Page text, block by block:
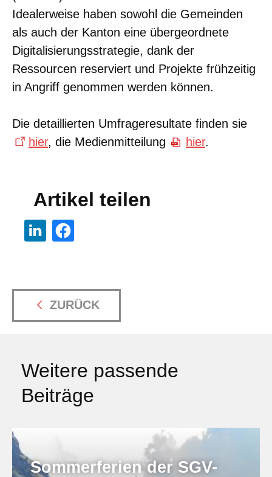
Idealerweise haben sowohl die Gemeinden
als auch der Kanton eine übergeordnete
Digitalisierungsstrategie, dank der
Ressourcen reserviert und Projekte frühzeitig
in Angriff genommen werden können.
Die detaillierten Umfrageresultate finden sie
hier, die Medienmitteilung hier.
Artikel teilen
ZURÜCK
Weitere passende
Beiträge
Sommerferien der SGV-